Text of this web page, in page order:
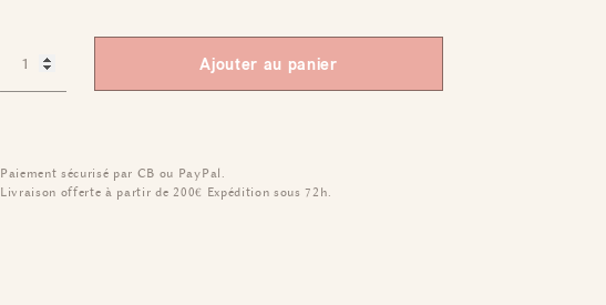
Ajouter au panier
Paiement sécurisé par CB ou PayPal.
Livraison offerte à partir de 200€ Expédition sous 72h.